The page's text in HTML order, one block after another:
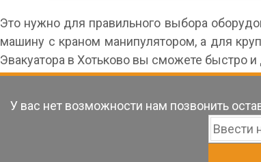
Это нужно для правильного выбора
машину с краном манипулятором, а для
Эвакуатора в Хотьково вы сможете быстро
У вас нет возможности нам позвонить